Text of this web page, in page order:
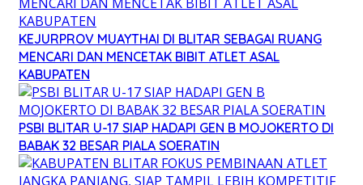
KEJURPROV MUAYTHAI DI BLITAR SEBAGAI RUANG
MENCARI DAN MENCETAK BIBIT ATLET ASAL
KABUPATEN
PSBI BLITAR U-17 SIAP HADAPI GEN B MOJOKERTO DI
BABAK 32 BESAR PIALA SOERATIN